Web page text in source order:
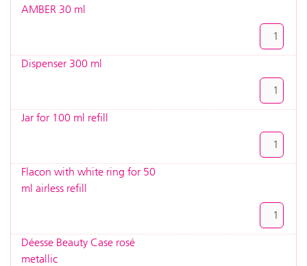
AMBER 30 ml
Dispenser 300 ml
Jar for 100 ml refill
Flacon with white ring for 50
ml airless refill
Déesse Beauty Case rosé
metallic